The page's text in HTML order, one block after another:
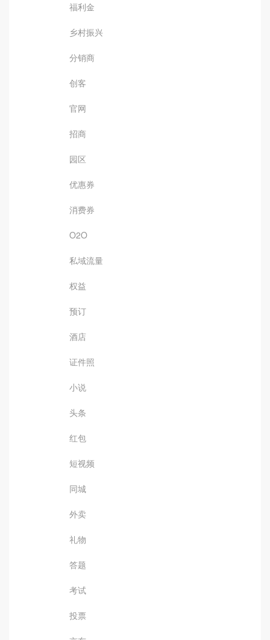
福利金
乡村振兴
分销商
创客
官网
招商
园区
优惠券
消费券
O2O
私域流量
权益
预订
酒店
证件照
小说
头条
红包
短视频
同城
外卖
礼物
答题
考试
投票